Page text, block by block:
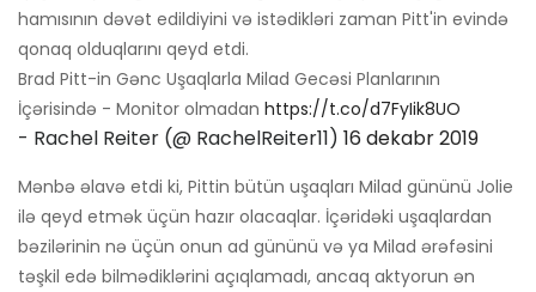
hamısının dəvət edildiyini və istədikləri zaman Pitt'in evində
qonaq olduqlarını qeyd etdi.
Brad Pitt-in Gənc Uşaqlarla Milad Gecəsi Planlarının
İçərisində - Monitor olmadan https://t.co/d7FyIik8UO
- Rachel Reiter (@ RachelReiter11) 16 dekabr 2019
Mənbə əlavə etdi ki, Pittin bütün uşaqları Milad gününü Jolie
ilə qeyd etmək üçün hazır olacaqlar. İçəridəki uşaqlardan
bəzilərinin nə üçün onun ad gününü və ya Milad ərəfəsini
təşkil edə bilmədiklərini açıqlamadı, ancaq aktyorun ən